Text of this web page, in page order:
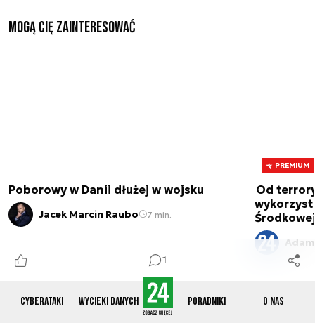
Cyberataki Wycieki danych Poradniki O nas
1
Mogą Cię zainteresować
Poborowy w Danii dłużej w wojsku
Jacek Marcin Raubo 7 min.
PREMIUM
Od
Środkowej